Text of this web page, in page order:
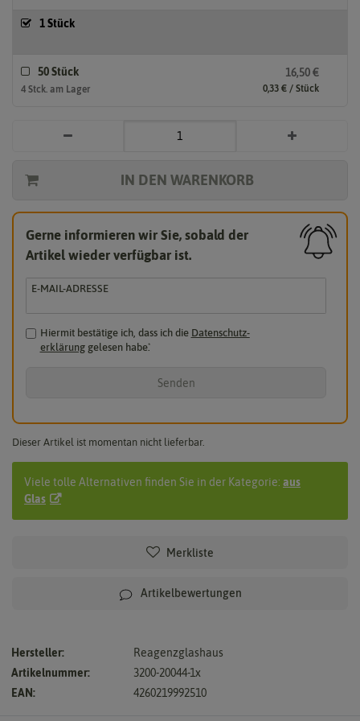
1 Stück
50 Stück 16,50 €
0,33 € / Stück
4 Stck. am Lager
IN DEN WARENKORB
Gerne informieren wir Sie, sobald der
Artikel wieder verfügbar ist.
E-MAIL-ADRESSE
Hiermit bestätige ich, dass ich die Daten­schutz­
erklärunggelesen habe.*
Senden
Dieser Artikel ist momentan nicht lieferbar.
Viele tolle Alternativen finden Sie in der Kategorie: aus
Glas
Merkliste
Artikelbewertungen
Hersteller:
Reagenzglashaus
Artikelnummer:
3200-20044-1x
EAN:
4260219992510